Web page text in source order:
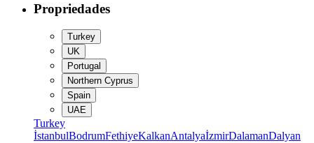
Propriedades
Turkey
UK
Portugal
Northern Cyprus
Spain
UAE
Turkey
İstanbulBodrumFethiyeKalkanAntalyaİzmirDalamanDalyan